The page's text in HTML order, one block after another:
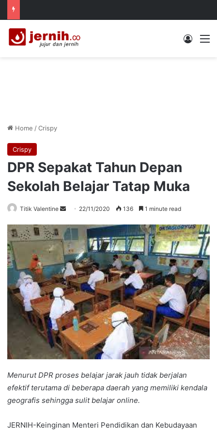
Log In
Home /Crispy
Crispy
DPR Sepakat Tahun Depan
Sekolah Belajar Tatap Muka
Titik Valentine
Send
email
22/11/2020 136 1 minute read
Menurut DPR proses belajar jarak jauh tidak berjalan
efektif terutama di beberapa daerah yang memiliki kendala
geografis sehingga sulit belajar online.
JERNIH-Keinginan Menteri Pendidikan dan Kebudayaan